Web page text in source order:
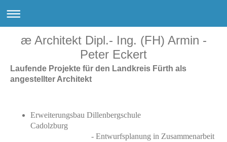
æ Architekt Dipl.- Ing. (FH) Armin -
Peter Eckert
Laufende Projekte für den Landkreis Fürth als
angestellter Architekt
Erweiterungsbau Dillenbergschule
Cadolzburg
- Entwurfsplanung in Zusammenarbeit